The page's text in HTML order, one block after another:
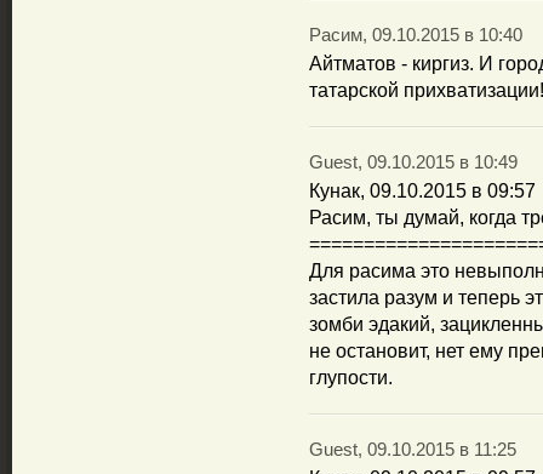
Расим, 09.10.2015 в 10:40
Айтматов - киргиз. И
татарской прихватизации!
Guest, 09.10.2015 в 10:49
Кунак, 09.10.2015 в 09:57
Расим, ты думай, когда
Для расима это
застила разум и теперь
зомби эдакий,
не остановит, нет ему
глупости.
Guest, 09.10.2015 в 11:25